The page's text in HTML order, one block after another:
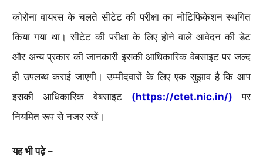
कोरोना वायरस के चलते सीटेट की परीक्षा का नोटिफिकेशन स्थगित
किया गया था। सीटेट की परीक्षा के लिए होने वाले आवेदन की डेट
और अन्य प्रकार की जानकारी इसकी आधिकारिक वेबसाइट पर जल्द
ही उपलब्ध कराई जाएगी। उम्मीदवारों के लिए एक सुझाव है कि आप
इसकी आधिकारिक वेबसाइट (https://ctet.nic.in/) पर
नियमित रूप से नजर रखें।
यह भी पढ़े –